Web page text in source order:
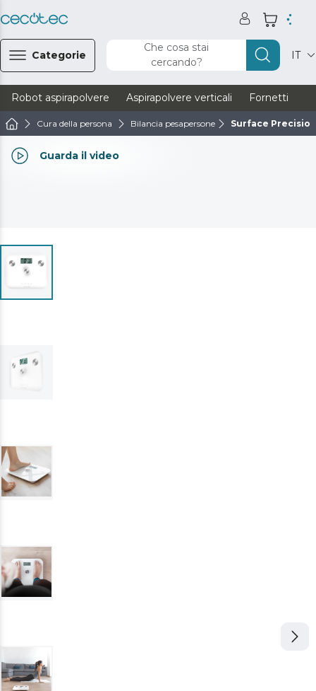
Categorie
Che cosa stai
cercando?
IT
Robot aspirapolvere Aspirapolvere verticali Fornetti
Cura della persona Bilancia pesapersone Surface
Guarda il video